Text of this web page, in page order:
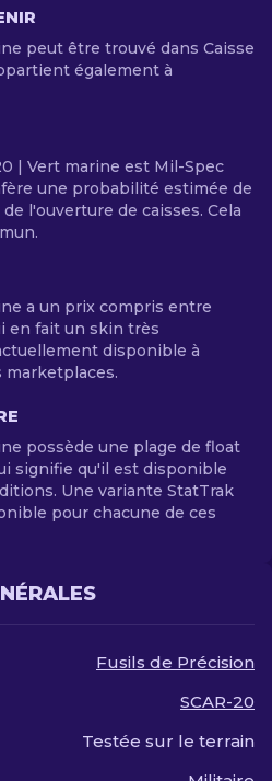
peut être trouvé dans Caisse
également à
| Vert marine est Mil-Spec
une probabilité estimée de
l'ouverture de caisses. Cela
a un prix compris entre
en fait un skin très
disponible à
marketplaces.
possède une plage de float
signifie qu'il est disponible
Une variante StatTrak
pour chacune de ces
Fusils de Précision
SCAR-20
Testée sur le terrain